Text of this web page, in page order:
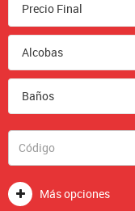
Más opciones